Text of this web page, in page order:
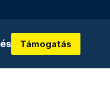
Támogatás